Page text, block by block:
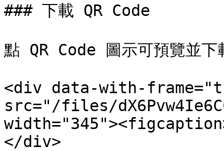
### 下載 QR Code
點 QR Code 圖示可預覽並下
<div data-with-
src="/files/
</div>